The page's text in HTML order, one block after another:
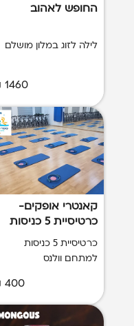
החופש לאהוב
לילה לזוג במלון מושלם
1460 ₪
קאנטרי אופקים-
כרטיסיית 5 כניסות
למתחם וולנס
כרטיסיית 5 כניסות
למתחם וולנס
400 ₪